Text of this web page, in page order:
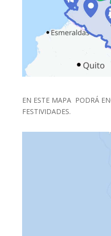
EN ESTE MAPA PODRÁ
FESTIVIDADES.